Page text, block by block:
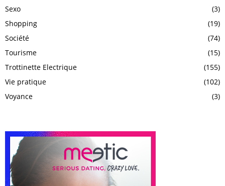
Sexo
(3)
Shopping
(19)
Société
(74)
Tourisme
(15)
Trottinette Electrique
(155)
Vie pratique
(102)
Voyance
(3)